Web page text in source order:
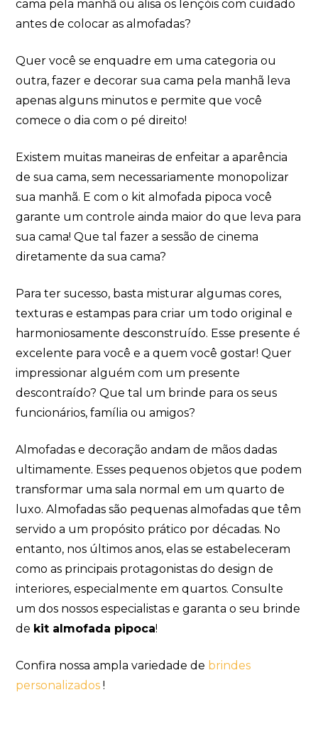
cama pela manhã ou alisa os lençóis com cuidado
antes de colocar as almofadas?
Quer você se enquadre em uma categoria ou
outra, fazer e decorar sua cama pela manhã leva
apenas alguns minutos e permite que você
comece o dia com o pé direito!
Existem muitas maneiras de enfeitar a aparência
de sua cama, sem necessariamente monopolizar
sua manhã. E com o kit almofada pipoca você
garante um controle ainda maior do que leva para
sua cama! Que tal fazer a sessão de cinema
diretamente da sua cama?
Para ter sucesso, basta misturar algumas cores,
texturas e estampas para criar um todo original e
harmoniosamente desconstruído. Esse presente é
excelente para você e a quem você gostar! Quer
impressionar alguém com um presente
descontraído? Que tal um brinde para os seus
funcionários, família ou amigos?
Almofadas e decoração andam de mãos dadas
ultimamente. Esses pequenos objetos que podem
transformar uma sala normal em um quarto de
luxo. Almofadas são pequenas almofadas que têm
servido a um propósito prático por décadas. No
entanto, nos últimos anos, elas se estabeleceram
como as principais protagonistas do design de
interiores, especialmente em quartos. Consulte
um dos nossos especialistas e garanta o seu brinde
de kit almofada pipoca!
Confira nossa ampla variedade de brindes
personalizados !